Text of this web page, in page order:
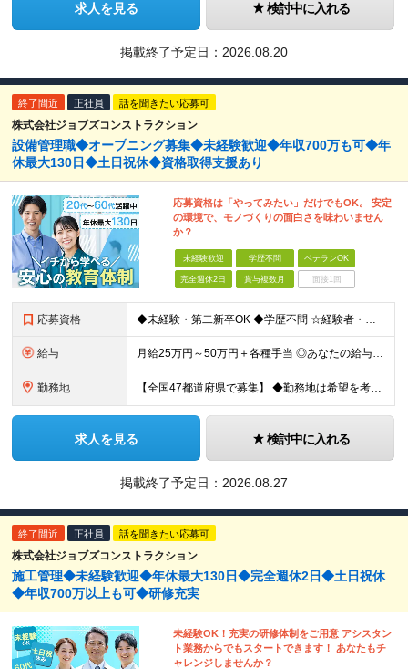
求人を見る 検討中に入れる
掲載終了予定日： 2026.08.20
終了間近 正社員 話を聞きたい応募可
株式会社ジョブズコンストラクション
設備管理職◆オープニング募集◆未経験歓迎◆年収700万も可◆年
休最大130日◆土日祝休◆資格取得支援あり
応募資格は「やってみたい」だけでもOK。 安定
の環境で、モノづくりの面白さを味わいません
か？
未経験歓迎 学歴不問 ベテランOK
完全週休2日 賞与複数月 面接1回
応募資格 ◆未経験・第二新卒OK ◆学歴不問 ☆経験者・下記、資格保有者歓迎します。
給与 月給25万円～50万円＋各種手当 ◎あなたの給与は、これまでの経験や能力を考慮の上、決定します！ ◎待遇条件の詳細は面接でご相談ください。 ◎残業代は全額別途支給します ★前職給与を考慮します！
勤務地 【全国47都道府県で募集】 ◆勤務地は希望を考慮 ◆転勤なし ◆U・I・Jターン歓迎！ ◆基本直行直帰 ＼積極採用中／ 関東：東京都、神奈川県、埼玉県、千葉県 北陸：富山県、石川県、福井県 東海：愛
求人を見る 検討中に入れる
掲載終了予定日： 2026.08.27
終了間近 正社員 話を聞きたい応募可
株式会社ジョブズコンストラクション
施工管理◆未経験歓迎◆年休最大130日◆完全週休2日◆土日祝休
◆年収700万以上も可◆研修充実
未経験OK！充実の研修体制をご用意 アシスタン
ト業務からでもスタートできます！ あなたもチ
ャレンジしませんか？